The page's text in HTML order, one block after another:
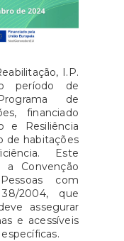
I.P.
período de
de
financiado
e Resiliência
de habitações
Este
Convenção
com
2004, que
assegurar
e acessíveis